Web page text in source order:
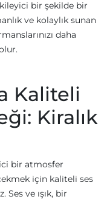
bir şekilde bir
ve kolaylık sunan
daha
Kaliteli
Kiralık
bir atmosfer
için kaliteli ses
ve ışık, bir